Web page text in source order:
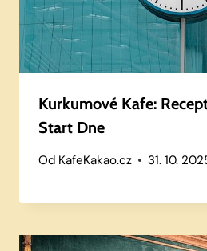
Kurkumové Kafe:
Start Dne
Od KafeKakao.cz 31. 10.